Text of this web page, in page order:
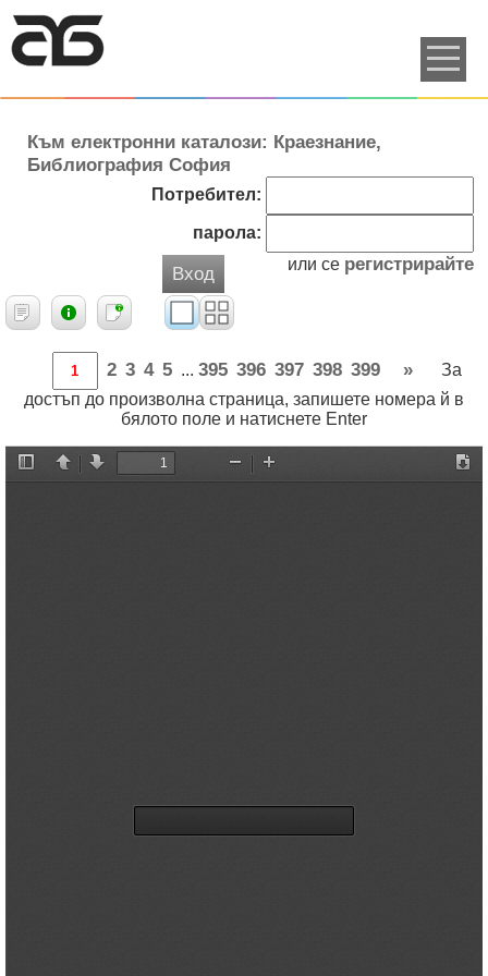
Към електронни каталози: Краезнание,
Библиография София
Потребител:
парола:
Вход или се регистрирайте
2 3 4 5 ... 395 396 397 398 399 »
За
достъп до произволна страница, запишете номера й в
бялото поле и натиснете Enter